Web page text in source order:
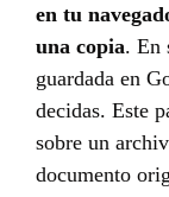
en tu
una copia. En
guardada en
decidas. Este
sobre un
documento